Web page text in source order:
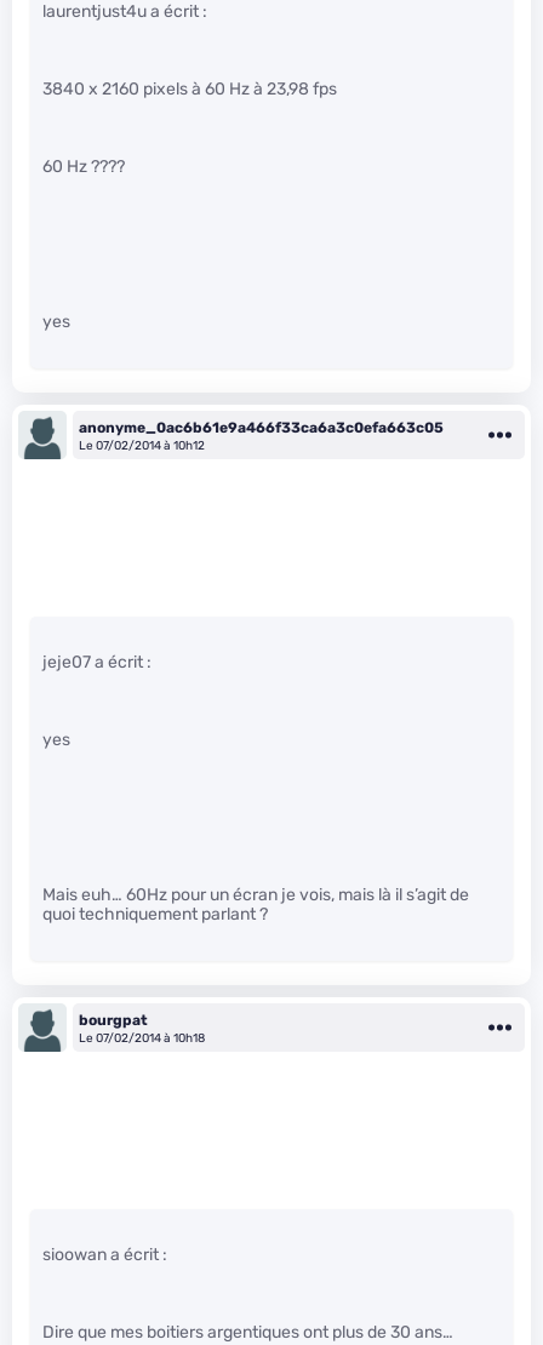
laurentjust4u a écrit :
3840 x 2160 pixels à 60 Hz à 23,98 fps
60 Hz ????
yes
anonyme_0ac6b61e9a466f33ca6a3c0efa663c05
Le 07/02/2014 à 10h12
jeje07 a écrit :
yes
Mais euh… 60Hz pour un écran je vois, mais là il s’agit de
quoi techniquement parlant ?
bourgpat
Le 07/02/2014 à 10h18
sioowan a écrit :
Dire que mes boitiers argentiques ont plus de 30 ans…